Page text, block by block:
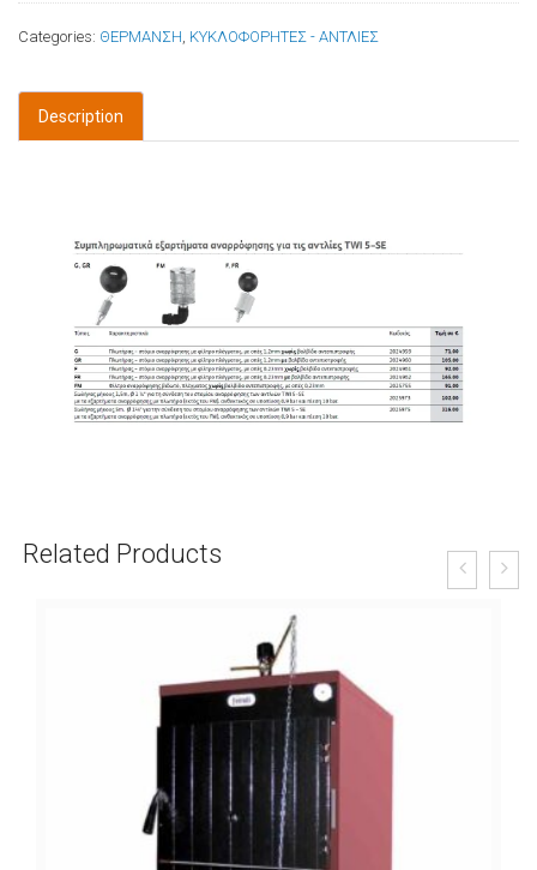
Categories: ΘΕΡΜΑΝΣΗ ΚΥΚΛΟΦΟΡΗΤΕΣ - ΑΝΤΛΙΕΣ
Description
Related Products